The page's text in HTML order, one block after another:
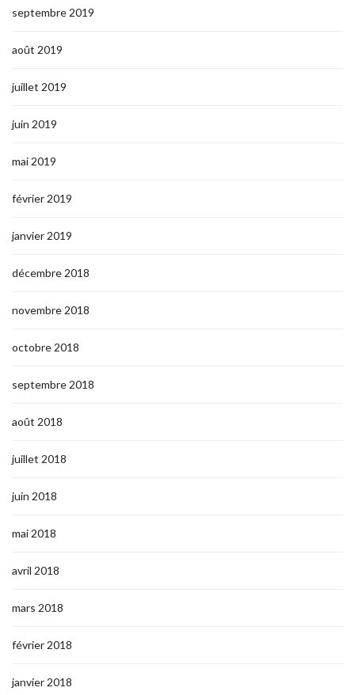
septembre 2019
août 2019
juillet 2019
juin 2019
mai 2019
février 2019
janvier 2019
décembre 2018
novembre 2018
octobre 2018
septembre 2018
août 2018
juillet 2018
juin 2018
mai 2018
avril 2018
mars 2018
février 2018
janvier 2018